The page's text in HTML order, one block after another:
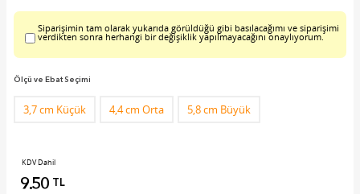
Siparişimin tam olarak yukarıda görüldüğü gibi basılacağımı ve siparişimi
verdikten sonra herhangi bir değişiklik yapılmayacağını onaylıyorum.
Ölçü ve Ebat Seçimi
3,7 cm Küçük 4,4 cm Orta 5,8 cm Büyük
KDV Dahil
9.50 TL